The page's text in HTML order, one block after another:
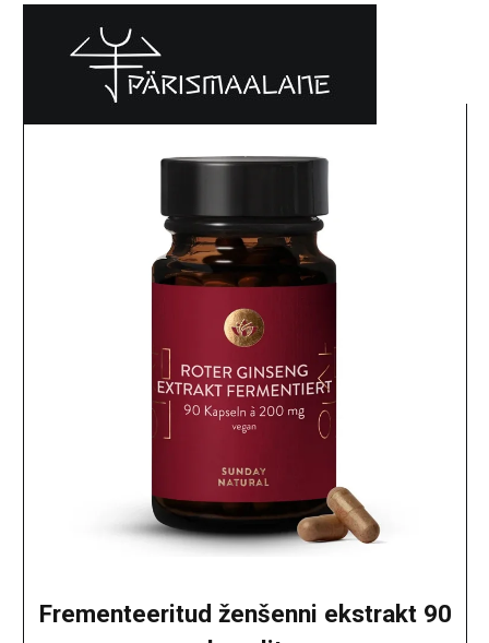
Frementeeritud ženšenni ekstrakt 90